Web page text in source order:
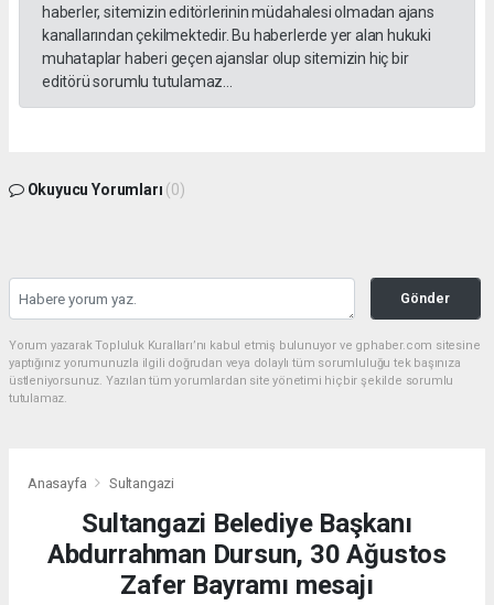
haberler, sitemizin editörlerinin müdahalesi olmadan ajans
kanallarından çekilmektedir. Bu haberlerde yer alan hukuki
muhataplar haberi geçen ajanslar olup sitemizin hiç bir
editörü sorumlu tutulamaz...
Okuyucu Yorumları (0)
Gönder
Yorum yazarak Topluluk Kuralları’nı kabul etmiş bulunuyor ve gphaber.com sitesine
yaptığınız yorumunuzla ilgili doğrudan veya dolaylı tüm sorumluluğu tek başınıza
üstleniyorsunuz. Yazılan tüm yorumlardan site yönetimi hiçbir şekilde sorumlu
tutulamaz.
Anasayfa Sultangazi
Sultangazi Belediye Başkanı
Abdurrahman Dursun, 30 Ağustos
Zafer Bayramı mesajı